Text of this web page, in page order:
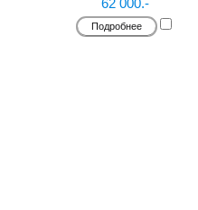
Подробнее